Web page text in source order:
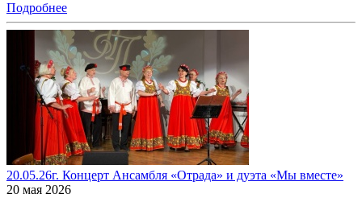
Подробнее
20.05.26г. Концерт Ансамбля «Отрада» и дуэта «Мы вместе»
20 мая 2026